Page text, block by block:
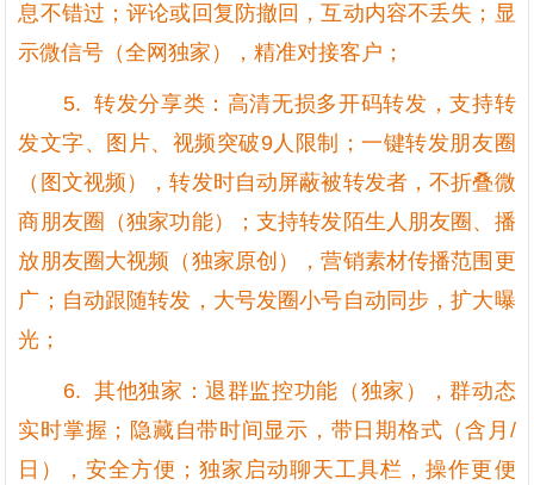
息不错过；评论或回复防撤回，互动内容不丢失；显
示微信号（全网独家），精准对接客户；
5. 转发分享类：高清无损多开码转发，支持转
发文字、图片、视频突破9人限制；一键转发朋友圈
（图文视频），转发时自动屏蔽被转发者，不折叠微
商朋友圈（独家功能）；支持转发陌生人朋友圈、播
放朋友圈大视频（独家原创），营销素材传播范围更
广；自动跟随转发，大号发圈小号自动同步，扩大曝
光；
6. 其他独家：退群监控功能（独家），群动态
实时掌握；隐藏自带时间显示，带日期格式（含月/
日），安全方便；独家启动聊天工具栏，操作更便